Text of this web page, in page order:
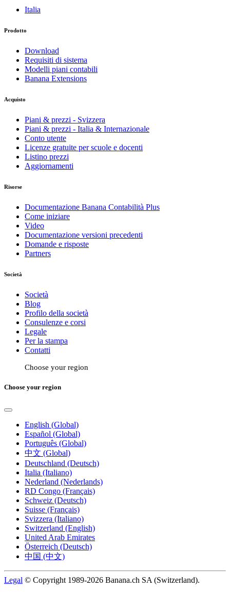
Italia
Prodotto
Download
Requisiti di sistema
Modelli piani contabili
Banana Extensions
Acquisto
Piani & prezzi - Svizzera
Piani & prezzi - Italia & Internazionale
Conto utente
Licenze gratuite per scuole e docenti
Listino prezzi
Aggiornamenti
Risorse
Documentazione Banana Contabilità Plus
Come iniziare
Video
Documentazione versioni precedenti
Domande e risposte
Partners
Società
Società
Blog
Profilo della società
Consulenze e corsi
Legale
Per la stampa
Contatti
Choose your region
Choose your region
English (Global)
Español (Global)
Português (Global)
中文 (Global)
Deutschland (Deutsch)
Italia (Italiano)
Nederland (Nederlands)
RD Congo (Français)
Schweiz (Deutsch)
Suisse (Français)
Svizzera (Italiano)
Switzerland (English)
United Arab Emirates
Österreich (Deutsch)
中国 (中文)
Legal © Copyright 1989-2026 Banana.ch SA (Switzerland).